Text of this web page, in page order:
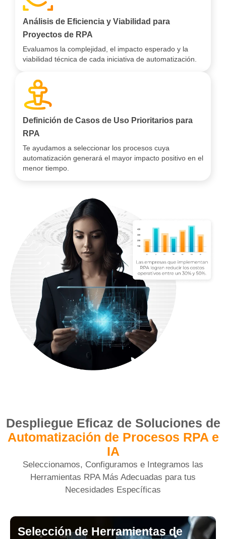
Análisis de Eficiencia y Viabilidad para
Proyectos de RPA
Evaluamos la complejidad, el impacto esperado y la
viabilidad técnica de cada iniciativa de automatización.
Definición de Casos de Uso Prioritarios para
RPA
Te ayudamos a seleccionar los procesos cuya
automatización generará el mayor impacto positivo en el
menor tiempo.
Despliegue Eficaz de Soluciones de
Automatización de Procesos RPA e
IA
Seleccionamos, Configuramos e Integramos las
Herramientas RPA Más Adecuadas para tus
Necesidades Específicas
Selección de Herramientas de